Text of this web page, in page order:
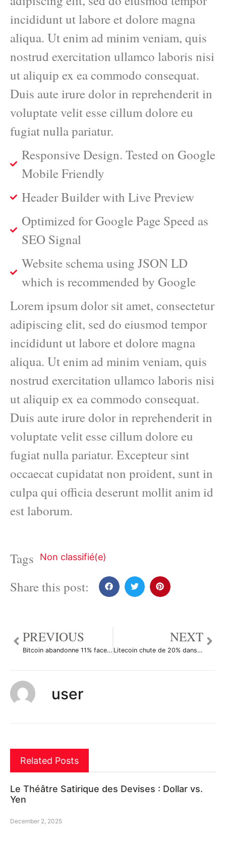
incididunt ut labore et dolore magna
aliqua. Ut enim ad minim veniam, quis
nostrud exercitation ullamco laboris nisi
ut aliquip ex ea commodo consequat.
Duis aute irure dolor in reprehenderit in
voluptate velit esse cillum dolore eu
fugiat nulla pariatur.
Responsive Design. Tested on Google
Mobile Friendly
Header Builder with Live Preview
Optimized for Google Page Speed as
SEO Signal
Website schema using JSON LD
which is recommended by Google
Lorem ipsum dolor sit amet, consectetur
adipiscing elit, sed do eiusmod tempor
incididunt ut labore et dolore magna
aliqua. Ut enim ad minim veniam, quis
nostrud exercitation ullamco laboris nisi
ut aliquip ex ea commodo consequat.
Duis aute irure dolor in reprehenderit in
voluptate velit esse cillum dolore eu
fugiat nulla pariatur. Excepteur sint
occaecat cupidatat non proident, sunt in
culpa qui officia deserunt mollit anim id
est laborum.
Tags Non classifié(e)
Share this post:
PREVIOUS
Bitcoin abandonne 11% face à la domination des vendeurs
NEXT
Litecoin chute de 20% dans un marché baissier
user
Related Posts
Le Théâtre Satirique des Devises : Dollar vs.
Yen
December 2, 2025